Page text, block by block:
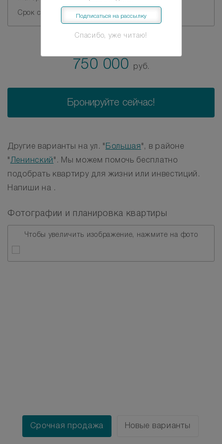
Срок сдачи: 4 квартал 2018г.
37 м2
750 000 руб.
Бронируйте сейчас!
Другие варианты на ул. " Большая ", в районе
"Ленинский ". Мы можем помочь бесплатно
подобрать квартиру для жизни или инвестиций.
Напиши на .
Фотографии и планировка квартиры
Чтобы увеличить изображение, нажмите на фото
Срочная продажа Новые варианты
Подписаться на рассылку
Спасибо, уже читаю!